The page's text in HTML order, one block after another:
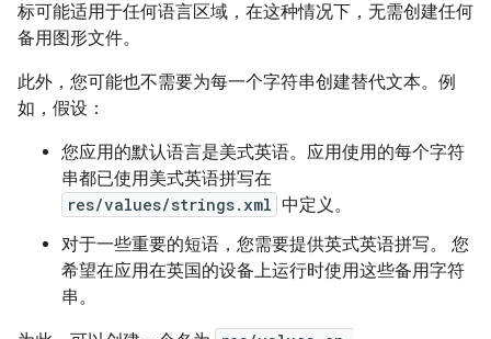
标可能适用于任何语言区域，在这种情况下，无需创建任何
备用图形文件。
此外，您可能也不需要为每一个字符串创建替代文本。例
如，假设：
您应用的默认语言是美式英语。应用使用的每个字符
串都已使用美式英语拼写在
res/values/strings.xml 中定义。
对于一些重要的短语，您需要提供英式英语拼写。 您
希望在应用在英国的设备上运行时使用这些备用字符
串。